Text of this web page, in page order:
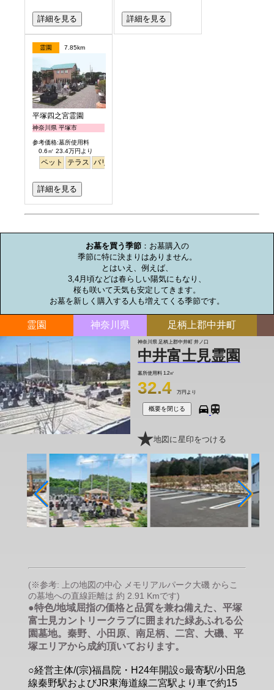
詳細を見る 詳細を見る
霊園 7.85km
平塚四之宮霊園
神奈川県 平塚市
参考価格:墓所使用料
0.6㎡ 23.4万円より
ペット テラス バリアフリー
詳細を見る
お墓を買う季節：お墓購入の
季節に特に決まりはありません。
とはいえ、例えば、
3,4月頃などは春らしい陽気にもなり、
桜も咲いて天気も安定してきます。
お墓を新しく購入する人も増えてくる季節です。
霊園 神奈川県 足柄上郡中井町
神奈川県 足柄上郡中井町 井ノ口
中井富士見霊園
墓所使用料 1.2㎡
32.4 万円より
概要を閉じる
地図に星印をつける
(※参考: 上の地図の中心 メモリアルパーク大磯 からこ
の墓地への直線距離は 約 2.91 Kmです)
●特色/地域屈指の価格と品質を兼ね備えた、平塚
富士見カントリークラブに囲まれた緑あふれる公
園墓地。秦野、小田原、南足柄、二宮、大磯、平
塚エリアから成約頂いております。
○経営主体/(宗)福昌院・H24年開設○最寄駅/小田急
線秦野駅およびJR東海道線二宮駅より車で約15